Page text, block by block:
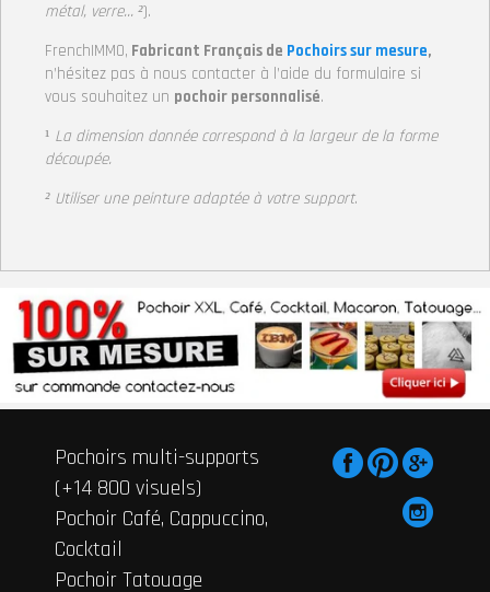
métal, verre… ²).
FrenchIMMO, Fabricant Français de Pochoirs sur mesure,
n’hésitez pas à nous contacter à l’aide du formulaire si
vous souhaitez un pochoir personnalisé.
¹ La dimension donnée correspond à la largeur de la forme
découpée.
² Utiliser une peinture adaptée à votre support.
Pochoirs multi-supports
(+14 800 visuels)
Pochoir Café, Cappuccino,
Cocktail
Pochoir Tatouage